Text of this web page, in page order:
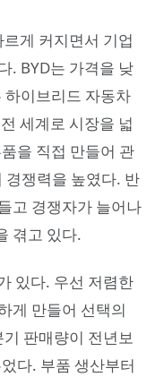
게 커지면서 기업
. BYD는 가격을 낮
하이브리드 자동차
세계로 시장을 넓
을 직접 만들어 관
경쟁력을 높였다. 반
고 경쟁자가 늘어나
겪고 있다.
있다. 우선 저렴한
게 만들어 선택의
판매량이 전년보
다. 부품 생산부터